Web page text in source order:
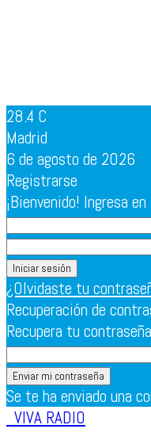
28.4 C
Madrid
6 de agosto de 2026
Registrarse
¡Bienvenido! Ingresa
¿Olvidaste tu
Recuperación de
Recupera tu contraseña
Se te ha enviado una
VIVA RADIO